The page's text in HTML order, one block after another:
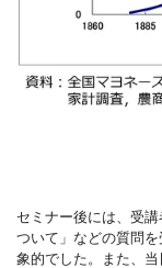
セミナー後には、受
ついて」などの質問
象的でした。また、